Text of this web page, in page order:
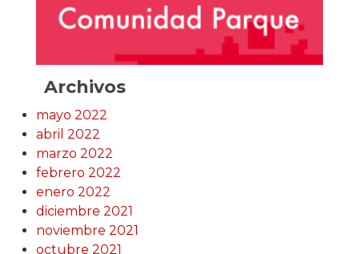
Archivos
mayo 2022
abril 2022
marzo 2022
febrero 2022
enero 2022
diciembre 2021
noviembre 2021
octubre 2021